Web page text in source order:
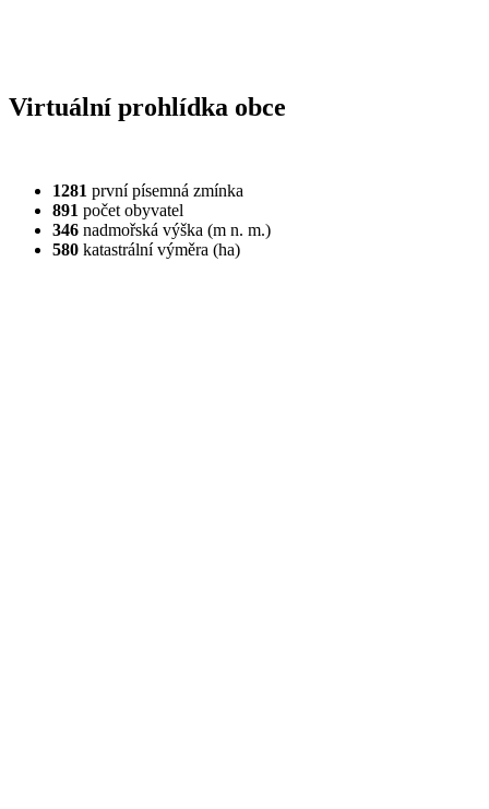
Virtuální prohlídka obce
1281 první písemná zmínka
891 počet obyvatel
346 nadmořská výška (m n. m.)
580 katastrální výměra (ha)